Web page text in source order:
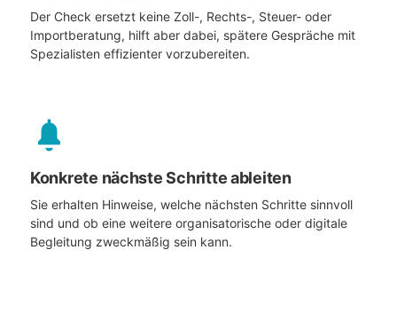
Der Check ersetzt keine Zoll-, Rechts-, Steuer- oder
Importberatung, hilft aber dabei, spätere Gespräche mit
Spezialisten effizienter vorzubereiten.
Konkrete nächste Schritte ableiten
Sie erhalten Hinweise, welche nächsten Schritte sinnvoll
sind und ob eine weitere organisatorische oder digitale
Begleitung zweckmäßig sein kann.